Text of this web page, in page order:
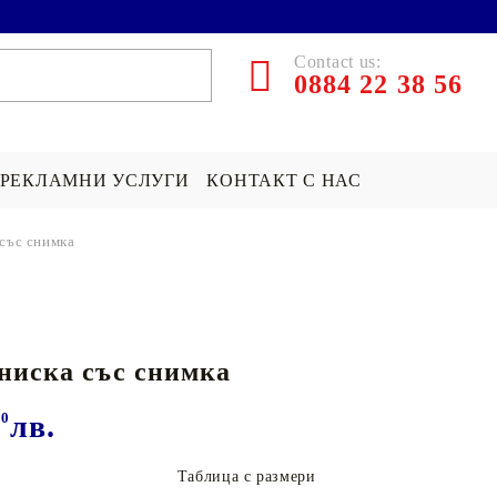
Contact us:
0884 22 38 56
СУИЧЪР ПО ПОРЪЧКА
Star Wars Подаръци
РЕКЛАМНИ УСЛУГИ КОНТАКТ С НАС
снимка
със снимка
лв.
Таблица с размери